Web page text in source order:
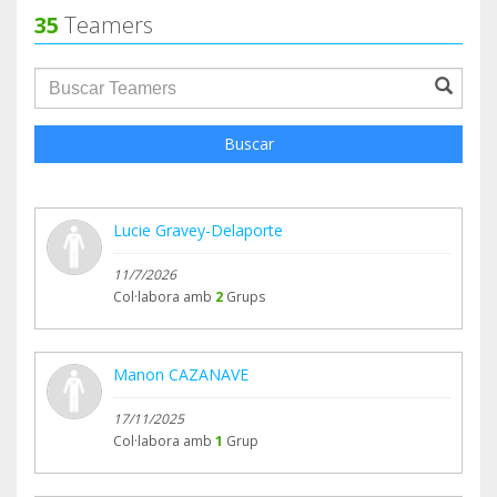
FINANCIÈRE/ BESOIN D'ALIMENTATIONS
CHATONS/
Le moindre petit geste peut tout changer
35 Teamers
groupProfile.searchForm.search.text???
Buscar
Lucie Gravey-Delaporte
11/7/2026
Col·labora amb 2 Grups
Manon CAZANAVE
17/11/2025
Col·labora amb 1 Grup